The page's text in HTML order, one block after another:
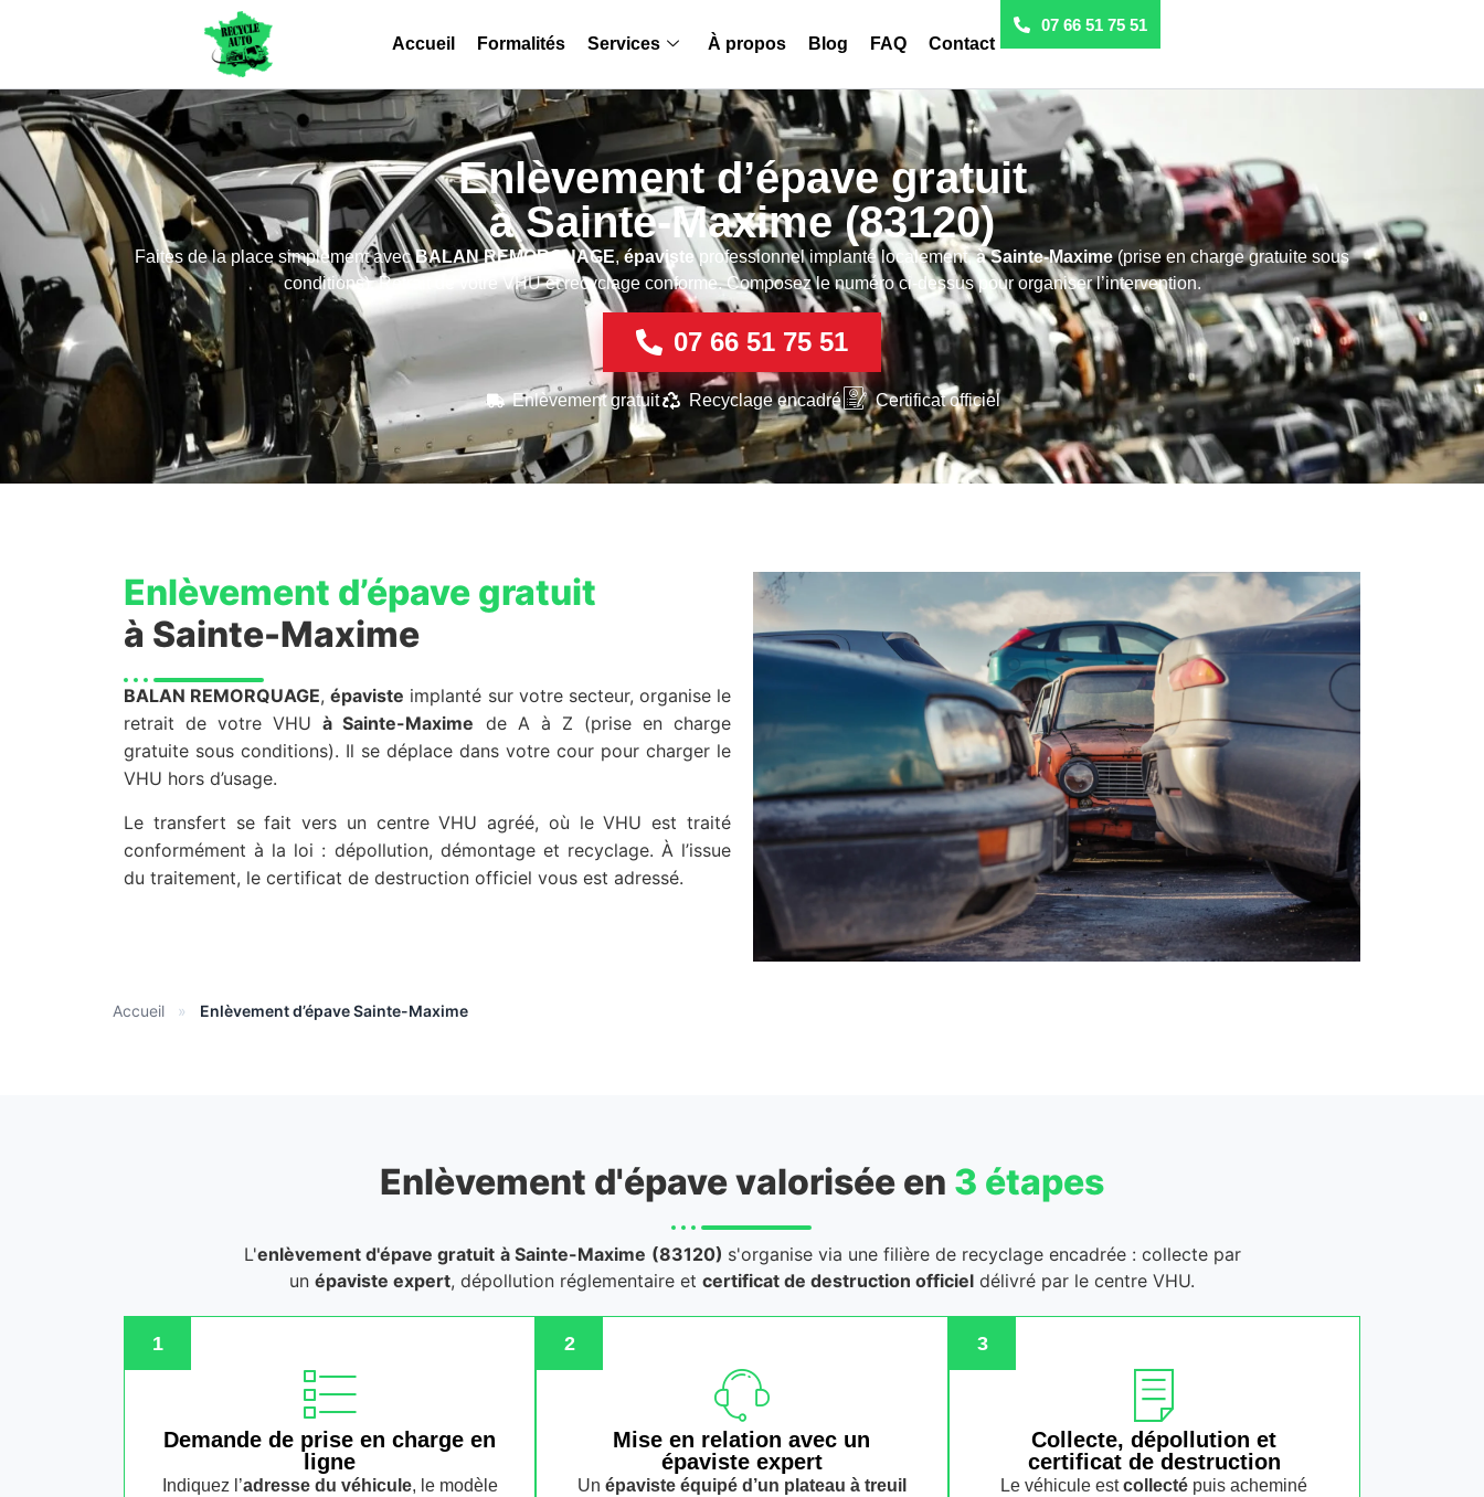
Accueil Formalités Services À propos Blog FAQ Contact
07 66 51 75 51
Enlèvement d’épave gratuit
à Sainte-Maxime (83120)
Faites de la place simplement avecBALAN REMORQUAGE,épavisteprofessionnel implanté localement,à Sainte-Maxime(prise en charge gratuite sous
conditions). Retrait de votre VHU et recyclage conforme. Composez le numéro ci-dessus pour organiser l’intervention.
07 66 51 75 51
Enlèvement gratuit Recyclage encadré Certificat officiel
Enlèvement d’épave gratuit
à Sainte-Maxime
BALAN REMORQUAGE,épaviste implanté sur votre secteur, organise le
retrait de votre VHUà Sainte-Maxime de A à Z (prise en charge
gratuite sous conditions). Il se déplace dans votre cour pour charger le
VHU hors d’usage.
Le transfert se fait vers un centre VHU agréé, où le VHU est traité
conformément à la loi : dépollution, démontage et recyclage. À l’issue
du traitement, le certificat de destruction officiel vous est adressé.
Accueil » Enlèvement d’épave Sainte-Maxime
Enlèvement d'épave valorisée en 3 étapes
L'enlèvement d'épave gratuit à Sainte-Maxime (83120) s'organise via une filière de recyclage encadrée : collecte par
un épaviste expert, dépollution réglementaire et certificat de destruction officiel délivré par le centre VHU.
1
Demande de prise en charge en
ligne
Indiquez l’adresse du véhicule, le modèle
2
Mise en relation avec un
épaviste expert
Un épaviste équipé d’un plateau à treuil
3
Collecte, dépollution et
certificat de destruction
Le véhicule estcollecté puis acheminé